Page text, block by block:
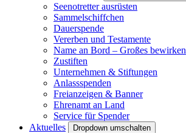
Seenotretter ausrüsten
Sammelschiffchen
Dauerspende
Vererben und Testamente
Name an Bord – Großes bewirken
Zustiften
Unternehmen & Stiftungen
Anlassspenden
Freianzeigen & Banner
Ehrenamt an Land
Service für Spender
Aktuelles
Dropdown umschalten